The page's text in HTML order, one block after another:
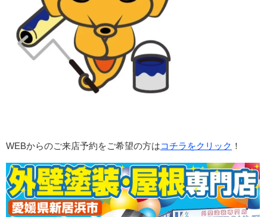
WEBからのご来店予約をご希望の方はコチラをクリック ！